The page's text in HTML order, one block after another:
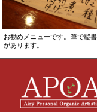
お勧めメニューです。筆で縦
があります。